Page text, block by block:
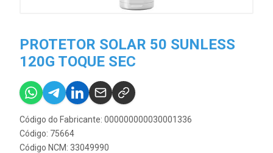
PROTETOR SOLAR 50 SUNLESS
120G TOQUE SEC
Código do Fabricante: 000000000030001336
Código: 75664
Código NCM: 33049990